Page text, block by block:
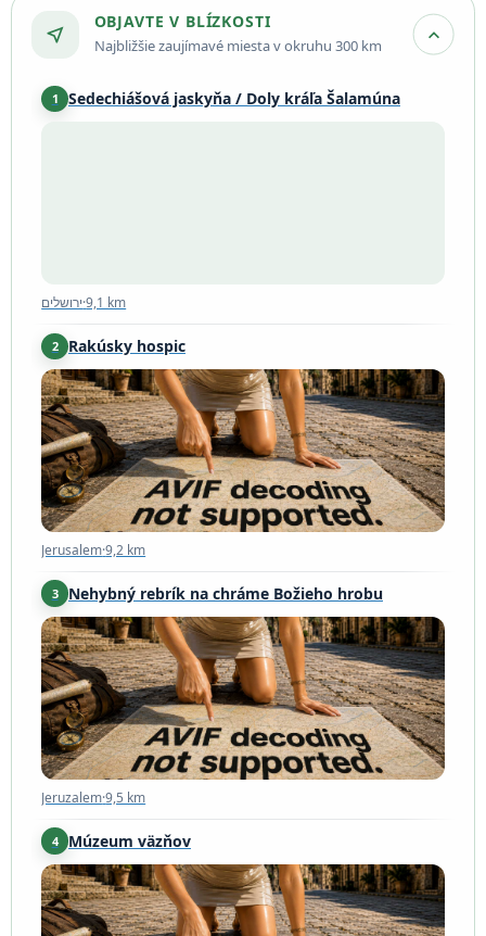
near_me
OBJAVTE V BLÍZKOSTI
Najbližšie zaujímavé miesta v okruhu 300 km expand_more
1 Sedechiášová jaskyňa / Doly kráľa Šalamúna
ירושלים·9,1 km
2 Rakúsky hospic
Jerusalem·9,2 km
Jerusalem·9,2 km
3 Nehybný rebrík na chráme Božieho hrobu
Jeruzalem·9,5 km
Jeruzalem·9,5 km
4 Múzeum väzňov
Jerusalem·9,8 km